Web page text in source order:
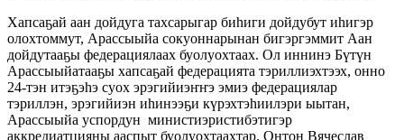
Хапсаҕай аан дойдуга тахсарыгар биһиги дойдубут иһигэр
олохтоммут, Арассыыйа сокуоннарынан бигэргэммит Аан
дойдутааҕы федерациялаах буолуохтаах. Ол иннинэ Бүтүн
Арассыыйатааҕы хапсаҕай федерацията тэриллиэхтээх, онно
24-тэн итэҕэһэ суох эрэгийиэҥҥэ эмиэ федерациялар
тэриллэн, эрэгийиэн иһинээҕи күрэхтэһиилэри ыытан,
Арассыыйа успордун министиэристибэтигэр
аккредиатцияны ааспыт буолуохтаахтар. Онтон Вячеслав